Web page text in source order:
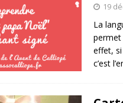
19
La
permet
effet,
c’est